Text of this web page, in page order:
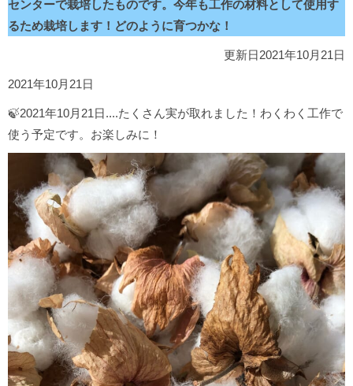
センターで栽培したものです。今年も工作の材料として使用す
るため栽培します！どのように育つかな！
更新日2021年10月21日
2021年10月21日
🍃2021年10月21日....たくさん実が取れました！わくわく工作で
使う予定です。お楽しみに！